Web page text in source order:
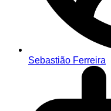
Sebastião Ferreira